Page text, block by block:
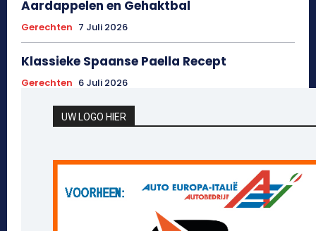
Aardappelen en Gehaktbal
Gerechten 7 Juli 2026
Klassieke Spaanse Paella Recept
Gerechten 6 Juli 2026
UW LOGO HIER